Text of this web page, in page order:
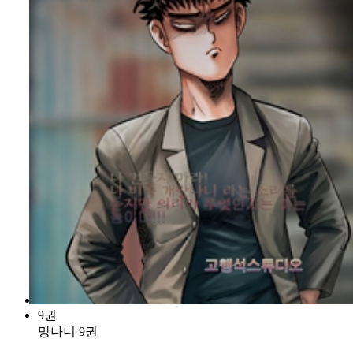
9권
망나니 9권